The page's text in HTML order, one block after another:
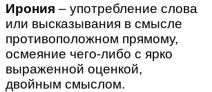
Ирония – употребление слова
или высказывания в смысле
противоположном прямому,
осмеяние чего-либо с ярко
выраженной оценкой,
двойным смыслом.